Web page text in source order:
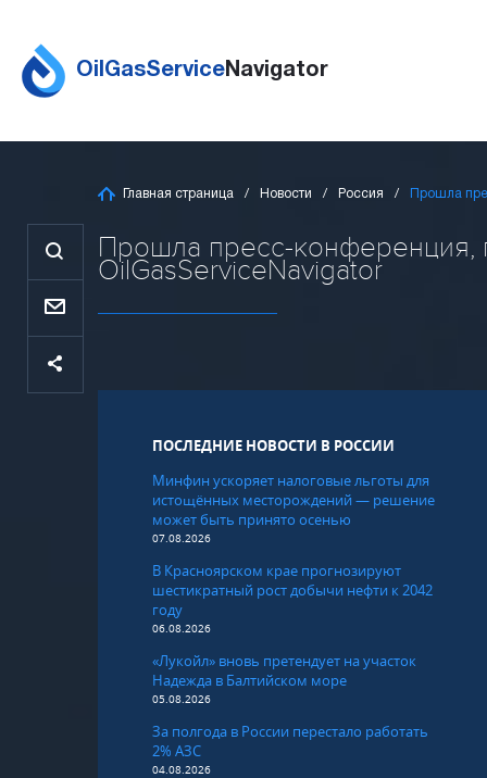
OilGasServiceNavigator
Главная страница Новости Россия Прошла
Прошла пресс-конференция,
OilGasServiceNavigator
ПОСЛЕДНИЕ НОВОСТИ В РОССИИ
Минфин ускоряет налоговые льготы для
истощённых месторождений — решение
может быть принято осенью
07.08.2026
В Красноярском крае прогнозируют
шестикратный рост добычи нефти к 2042
году
06.08.2026
«Лукойл» вновь претендует на участок
Надежда в Балтийском море
05.08.2026
За полгода в России перестало работать
2% АЗС
04.08.2026